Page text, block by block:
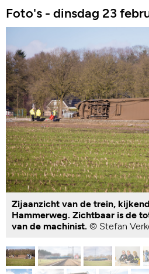
Foto's - dinsdag 23
Zijaanzicht van de trein,
Hammerweg. Zichtbaar is de
van de machinist. © Stefan